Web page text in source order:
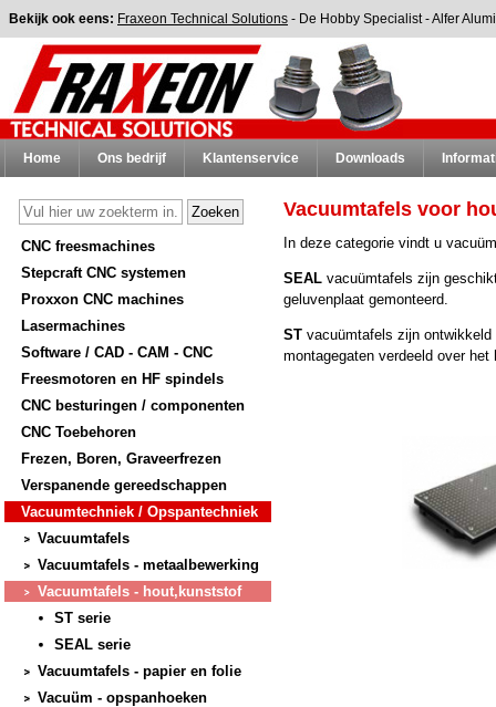
CNC freesmachines
Stepcraft CNC systemen
Proxxon CNC machines
Lasermachines
Software / CAD - CAM - CNC
Freesmotoren en HF spindels
CNC besturingen / componenten
CNC Toebehoren
Frezen, Boren, Graveerfrezen
Verspanende gereedschappen
Vacuumtechniek / Opspantechniek
Vacuumtafels
Vacuumtafels - metaalbewerking
Vacuumtafels - hout,kunststof
ST serie
SEAL serie
Vacuumtafels - papier en folie
Vacuüm - opspanhoeken
Vacuumtafels voor
In deze categorie vindt u
SEAL vacuümtafels zijn
geluvenplaat gemonteerd.
ST vacuümtafels zijn
montagegaten verdeeld over het
Bekijk ook eens: Fraxeon Technical Solutions - De Hobby Specialist-Alfer
Home Ons bedrijf Klantenservice Downloads